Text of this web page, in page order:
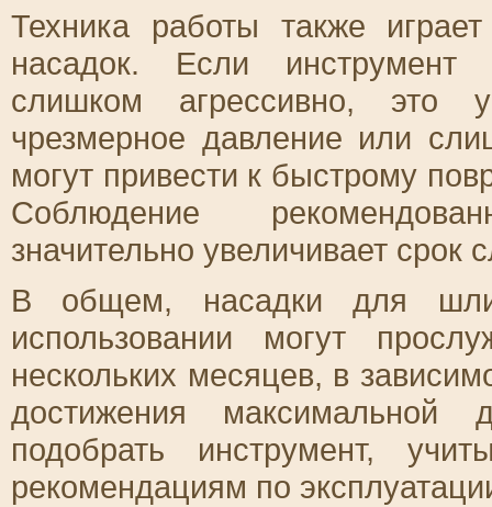
Техника работы также
насадок. Если инструмент
слишком агрессивно, это
чрезмерное давление или
могут привести к быстрому
Соблюдение
значительно увеличивает срок
В общем, насадки для
использовании могут
нескольких месяцев, в
достижения максимальной
подобрать инструмент,
рекомендациям по